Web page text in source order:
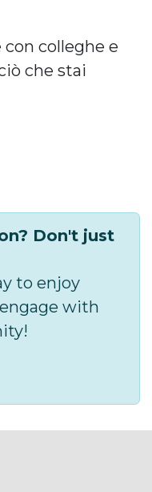
colleghe e
che stai
Don't just
to enjoy
with